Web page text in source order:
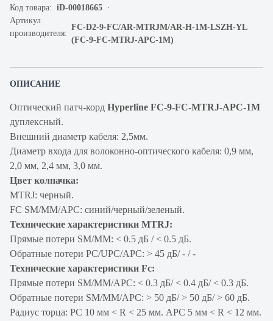
Код товара: iD-00018665
Артикул
производителя:
FC-D2-9-FC/AR-MTRJM/AR-H-1M-LSZH-YL
(FC-9-FC-MTRJ-APC-1M)
ОПИСАНИЕ
Оптический патч-корд Hyperline FC-9-FC-MTRJ-APC-1M
дуплексный.
Внешний диаметр кабеля: 2,5мм.
Диаметр входа для волоконно-оптического кабеля: 0,9 мм,
2,0 мм, 2,4 мм, 3,0 мм.
Цвет колпачка:
MTRJ: черный.
FC SM/ММ/АРС: синий/черный/зеленый.
Технические характеристики MTRJ:
Прямые потери SM/MM: < 0.5 дБ / < 0.5 дБ.
Обратные потери PC/UPC/APC: > 45 дБ/ - / -
Технические характеристики Fc:
Прямые потери SM/ММ/АРС: < 0.3 дБ/ < 0.4 дБ/ < 0.3 дБ.
Обратные потери SM/ММ/АРС: > 50 дБ/ > 50 дБ/ > 60 дБ.
Радиус торца: PC 10 мм < R < 25 мм. APC 5 мм < R < 12 мм.